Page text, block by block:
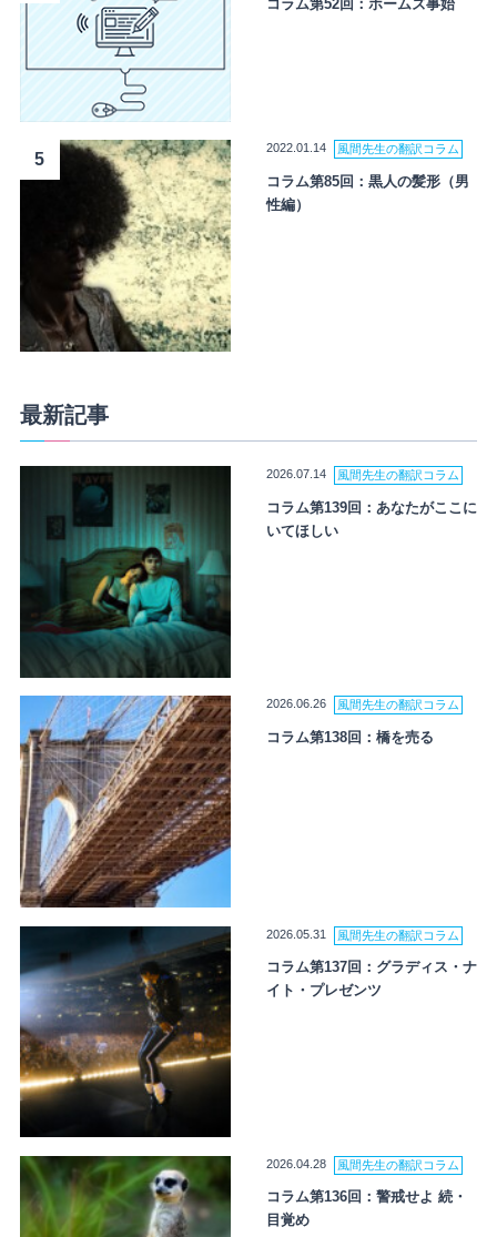
コラム第52回：ホームズ事始
5
2022.01.14 風間先生の翻訳コラム
コラム第85回：黒人の髪形（男
性編）
最新記事
2026.07.14 風間先生の翻訳コラム
コラム第139回：あなたがここに
いてほしい
2026.06.26 風間先生の翻訳コラム
コラム第138回：橋を売る
2026.05.31 風間先生の翻訳コラム
コラム第137回：グラディス・ナ
イト・プレゼンツ
2026.04.28 風間先生の翻訳コラム
コラム第136回：警戒せよ 続・
目覚め